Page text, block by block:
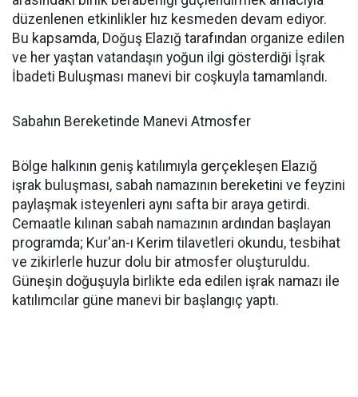
düzenlenen etkinlikler hız kesmeden devam ediyor.
Bu kapsamda, Doğuş Elazığ tarafından organize edilen
ve her yaştan vatandaşın yoğun ilgi gösterdiği İşrak
İbadeti Buluşması manevi bir coşkuyla tamamlandı.
Sabahın Bereketinde Manevi Atmosfer
Bölge halkının geniş katılımıyla gerçekleşen Elazığ
işrak buluşması, sabah namazının bereketini ve feyzini
paylaşmak isteyenleri aynı safta bir araya getirdi.
Cemaatle kılınan sabah namazının ardından başlayan
programda; Kur'an-ı Kerim tilavetleri okundu, tesbihat
ve zikirlerle huzur dolu bir atmosfer oluşturuldu.
Güneşin doğuşuyla birlikte eda edilen işrak namazı ile
katılımcılar güne manevi bir başlangıç yaptı.